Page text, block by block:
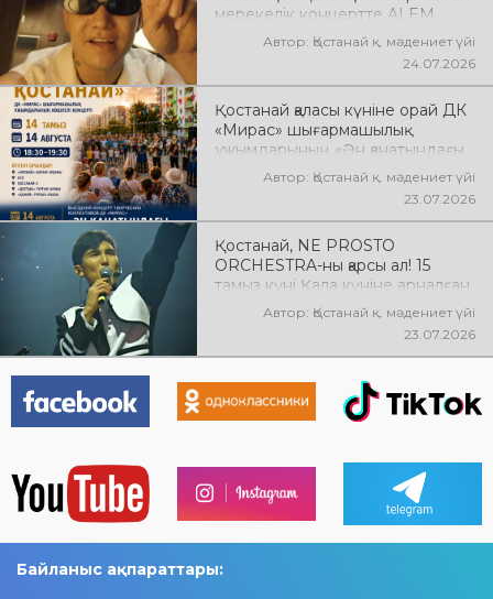
мерекелік концертте ALEM
өнер көрсетеді! @xcialem
Автор: Қостанай қ. мәдениет үйі
24.07.2026
Қостанай қаласы күніне орай ДК
«Мирас» шығармашылық
ұжымдарының «Ән қанатындағы
Қостанай» көшпелі концерті
өтеді! Баршаңызды мерекелік
Автор: Қостанай қ. мәдениет үйі
23.07.2026
Қостанай, NE PROSTO
ORCHESTRA-ны қарсы ал! 15
тамыз күні Қала күніне арналған
мерекелік концертте NE
PROSTO ORCHESTRA өнер
көрсетеді! @ne_prosto_orchestra
Автор: Қостанай қ. мәдениет үйі
23.07.2026
Байланыс ақпараттары: